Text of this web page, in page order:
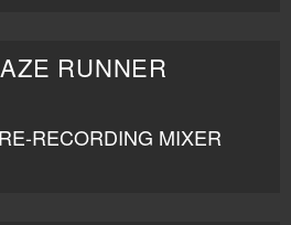
RUNNER
RECORDING MIXER